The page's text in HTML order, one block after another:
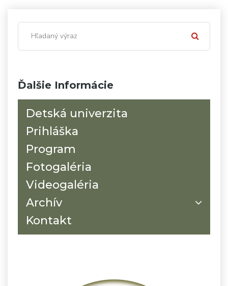
Ďalšie Informácie
Detská univerzita
Prihláška
Program
Fotogaléria
Videogaléria
Archív
Kontakt